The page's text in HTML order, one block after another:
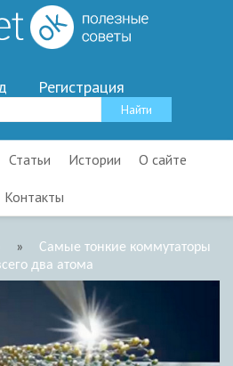
Регистрация
Статьи Истории О сайте
Контакты
»
Самые тонкие коммутаторы
два атома